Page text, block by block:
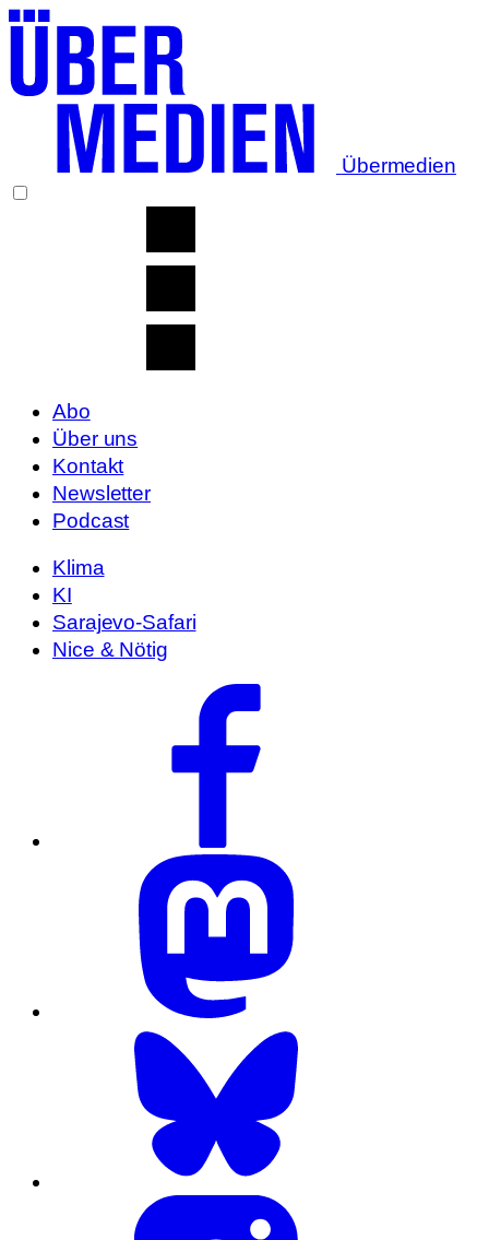
Übermedien
Abo
Über uns
Kontakt
Newsletter
Podcast
Klima
KI
Sarajevo-Safari
Nice & Nötig